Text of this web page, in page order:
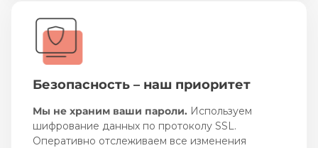
Безопасность – наш приоритет
Мы не храним ваши пароли. Используем
шифрование данных по протоколу SSL.
Оперативно отслеживаем все изменения